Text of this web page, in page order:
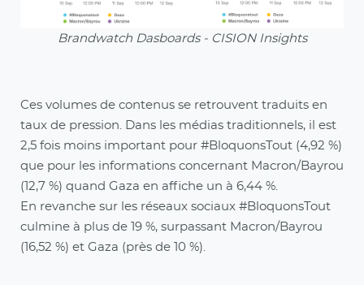
Brandwatch Dasboards - CISION Insights
Ces volumes de contenus se retrouvent traduits en
taux de pression. Dans les médias traditionnels, il est
2,5 fois moins important pour #BloquonsTout (4,92 %)
que pour les informations concernant Macron/Bayrou
(12,7 %) quand Gaza en affiche un à 6,44 %.
En revanche sur les réseaux sociaux #BloquonsTout
culmine à plus de 19 %, surpassant Macron/Bayrou
(16,52 %) et Gaza (près de 10 %).